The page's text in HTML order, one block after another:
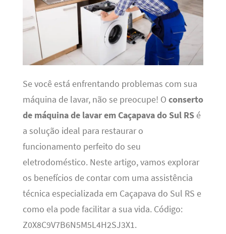
Se você está enfrentando problemas com sua
máquina de lavar, não se preocupe! O conserto
de máquina de lavar em Caçapava do Sul RSé
a solução ideal para restaurar o
funcionamento perfeito do seu
eletrodoméstico. Neste artigo, vamos explorar
os benefícios de contar com uma assistência
técnica especializada em Caçapava do Sul RS e
como ela pode facilitar a sua vida. Código:
Z0X8C9V7B6N5M5L4H2SJ3X1.